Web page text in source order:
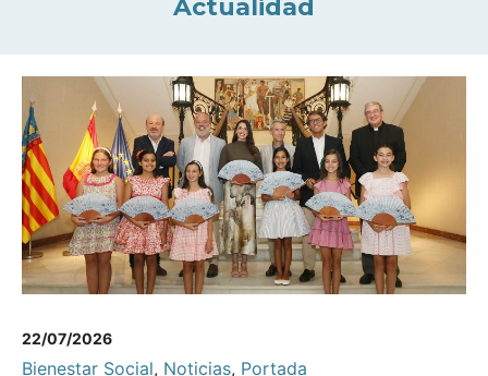
Actualidad
22/07/2026
Bienestar Social, Noticias, Portada